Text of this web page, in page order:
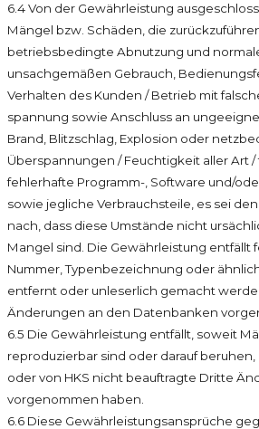
6.4 Von der Gewährleistung
Mängel bzw. Schäden, die
betriebsbedingte Abnutzung und
unsachgemäßen Gebrauch,
Verhalten des Kunden / Betrieb mit
spannung sowie Anschluss an
Brand, Blitzschlag, Explosion oder
Überspannungen / Feuchtigkeit aller Art
fehlerhafte Programm-, Software und/
sowie jegliche Verbrauchsteile, es sei
nach, dass diese Umstände nicht
Mangel sind. Die Gewährleistung entfällt
Nummer, Typenbezeichnung oder
entfernt oder unleserlich gemacht
Änderungen an den Datenbanken
6.5 Die Gewährleistung entfällt, soweit
reproduzierbar sind oder darauf
oder von HKS nicht beauftragte Dritte
vorgenommen haben.
6.6 Diese Gewährleistungsansprüche